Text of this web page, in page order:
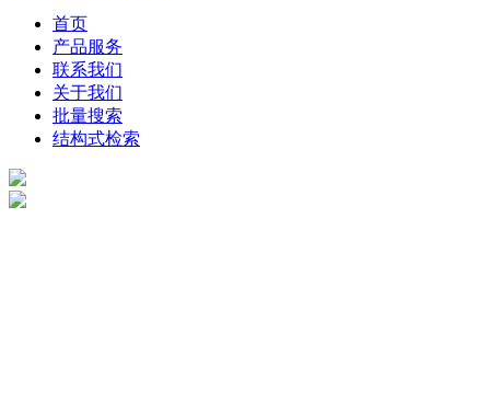
首页
产品服务
联系我们
关于我们
批量搜索
结构式检索